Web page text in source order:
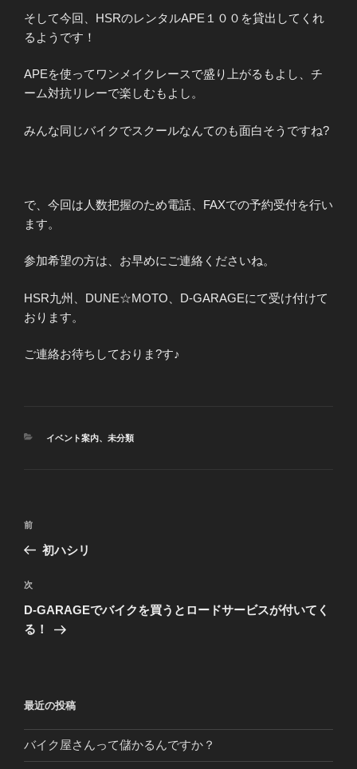
そして今回、HSRのレンタルAPE１００を貸出してくれ
るようです！
APEを使ってワンメイクレースで盛り上がるもよし、チ
ーム対抗リレーで楽しむもよし。
みんな同じバイクでスクールなんてのも面白そうですね?
で、今回は人数把握のため電話、FAXでの予約受付を行い
ます。
参加希望の方は、お早めにご連絡くださいね。
HSR九州、DUNE☆MOTO、D-GARAGEにて受け付けて
おります。
ご連絡お待ちしておりま?す♪
カ
イベント案内、 未分類
投
ビ
ゲ
ー
前
の
稿
前
初ハシリ
次
の
投
次
D-GARAGEでバイクを買うとロードサービスが付いてく
る！
最近の投稿
バイク屋さんって儲かるんですか？